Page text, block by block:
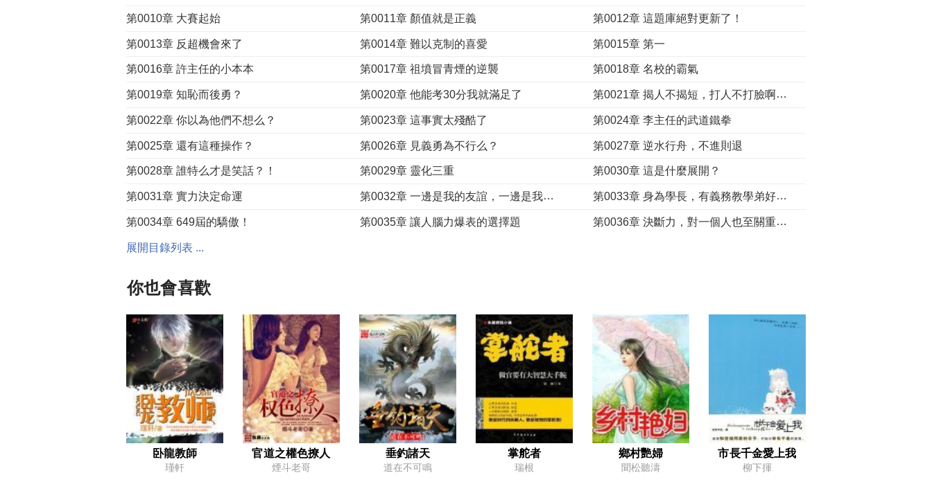
第0010章 大賽起始 第0011章 顏值就是正義 第0012章 這題庫絕對更新了！
第0013章 反超機會來了 第0014章 難以克制的喜愛 第0015章 第一
第0016章 許主任的小本本 第0017章 祖墳冒青煙的逆襲 第0018章 名校的霸氣
第0019章 知恥而後勇？ 第0020章 他能考30分我就滿足了 第0021章 揭人不揭短，打人不打臉啊主任！
第0022章 你以為他們不想么？ 第0023章 這事實太殘酷了 第0024章 李主任的武道鐵拳
第0025章 還有這種操作？ 第0026章 見義勇為不行么？ 第0027章 逆水行舟，不進則退
第0028章 誰特么才是笑話？！ 第0029章 靈化三重 第0030章 這是什麼展開？
第0031章 實力決定命運 第0032章 一邊是我的友誼，一邊是我的憤怒 第0033章 身為學長，有義務教學弟好好做人的！
第0034章 649屆的驕傲！ 第0035章 讓人腦力爆表的選擇題 第0036章 決斷力，對一個人也至關重要！
第0037章 穩住，不能慌
第0043章 撿到寶了
第0046章 這個時代什麼最重要？ 第0047章 都不需要吹了 第0048章 這洗地果然是？
第0049章 為什麼會變成這樣？ 第0050章 該用什麼樣的題目坑人？ 第0051章 真的小值得期待啊！
第0052章 無冕之王 第0053章 他們是打算不靠實力，靠顏值來參賽么？ 第0054章 做題，開始？他是專業的！
第0055章 簡單選擇題 第0056章 我上都比他強！ 第0057章 晉級
第0058章 目光不止詭異，還帶著殺氣呢 第0059章 心都涼了 第0060章 老大不是我們不給力啊！
第0061章 兩個小弟很有眼光見識啊 第0062章 話題終結者 第0063章 什麼情況？有毛病？
第0064章 笑的很神秘 第0065章 怎麼辦？在線等挺急的 第0066章 自己不行，就怪對手太強？
展開目錄列表 ...
你也會喜歡
卧龍教師
瑾軒
官道之權色撩人
煙斗老哥
垂釣諸天
道在不可鳴
掌舵者
瑞根
鄉村艷婦
聞松聽濤
市長千金愛上我
柳下揮